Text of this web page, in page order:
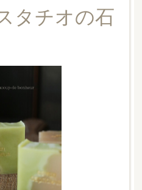
タチオの石